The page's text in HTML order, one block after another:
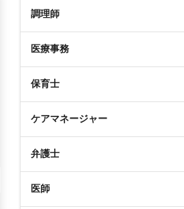
調理師
医療事務
保育士
ケアマネージャー
弁護士
医師